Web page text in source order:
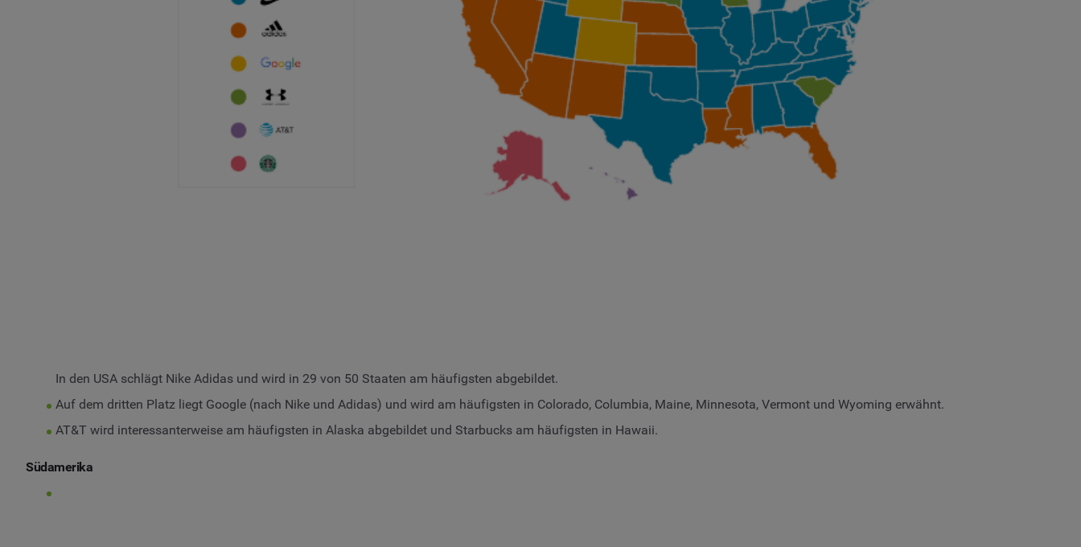
In den USA schlägt Nike Adidas und wird in 29 von 50 Staaten am häufigsten abgebildet.
Auf dem dritten Platz liegt Google (nach Nike und Adidas) und wird am häufigsten in Colorado, Columbia, Maine, Minnesota, Vermont und Wyoming erwähnt.
AT&T wird interessanterweise am häufigsten in Alaska abgebildet und Starbucks am häufigsten in Hawaii.
Südamerika